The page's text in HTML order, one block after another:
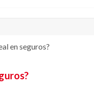
en seguros?